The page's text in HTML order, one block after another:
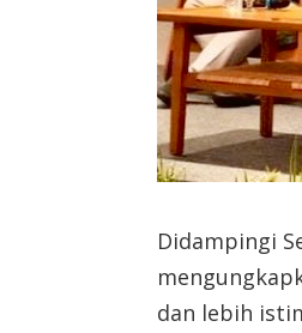
Didampingi
dan lebih